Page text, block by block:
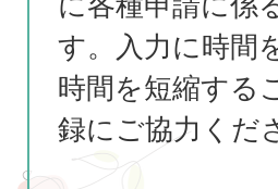
す。入力に時間
時間を短縮する
録にご協力くだ